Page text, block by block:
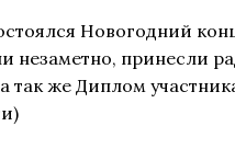
Новогодний
незаметно, принесли
так же Диплом